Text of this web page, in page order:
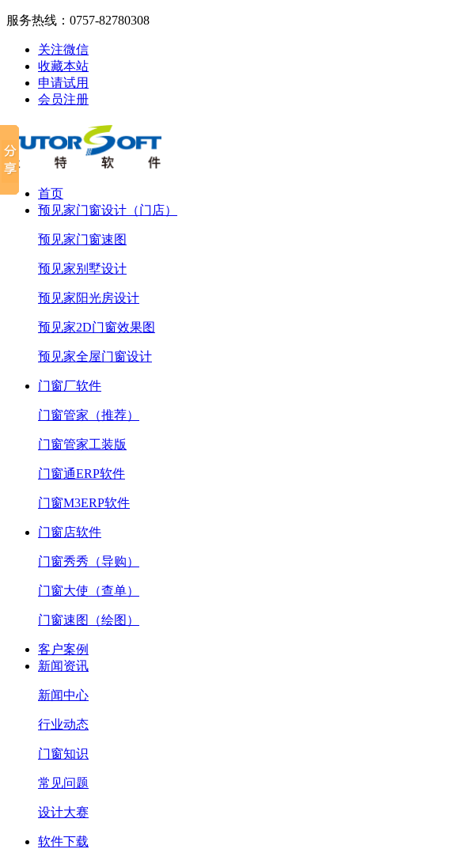
服务热线： 0757-82780308
关注微信
收藏本站
申请试用
会员注册
首页
预见家门窗设计（门店）
预见家门窗速图
预见家别墅设计
预见家阳光房设计
预见家2D门窗效果图
预见家全屋门窗设计
门窗厂软件
门窗管家（推荐）
门窗管家工装版
门窗通ERP软件
门窗M3ERP软件
门窗店软件
门窗秀秀（导购）
门窗大使（查单）
门窗速图（绘图）
客户案例
新闻资讯
新闻中心
行业动态
门窗知识
常见问题
设计大赛
软件下载